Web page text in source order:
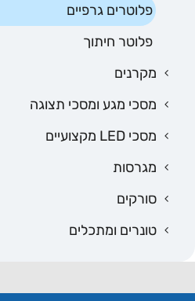
פלוטרים גרפיים
פלוטר חיתוך
מקרנים
מסכי מגע ומסכי תצוגה
מסכי LED מקצועיים
מגרסות
סורקים
טונרים ומתכלים